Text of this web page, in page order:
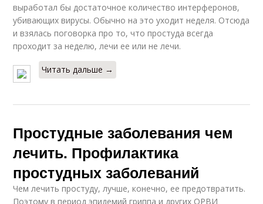
выработал бы достаточное количество интерферонов,
убивающих вирусы. Обычно на это уходит неделя. Отсюда
и взялась поговорка про то, что простуда всегда
проходит за неделю, лечи ее или не лечи.
Читать дальше →
Простудные заболевания чем
лечить. Профилактика
простудных заболеваний
Чем лечить простуду, лучше, конечно, ее предотвратить.
Поэтому в период эпидемий гриппа и других ОРВИ